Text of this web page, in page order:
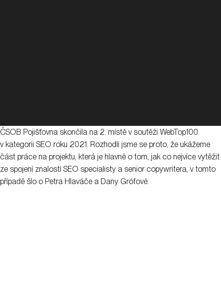
ČSOB Pojišťovna skončila na 2. místě v soutěži WebTop100
v kategorii SEO roku 2021. Rozhodli jsme se proto, že ukážeme
část práce na projektu, která je hlavně o tom, jak co nejvíce vytěžit
ze spojení znalostí SEO specialisty a senior copywritera, v tomto
případě šlo o Petra Hlaváče a Dany Grófové.